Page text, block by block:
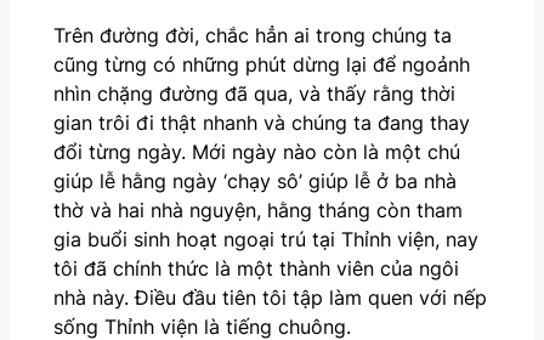
Trên đường đời, chắc hẳn ai trong chúng ta
cũng từng có những phút dừng lại để ngoảnh
nhìn chặng đường đã qua, và thấy rằng thời
gian trôi đi thật nhanh và chúng ta đang thay
đổi từng ngày. Mới ngày nào còn là một chú
giúp lễ hằng ngày ‘chạy sô’ giúp lễ ở ba nhà
thờ và hai nhà nguyện, hằng tháng còn tham
gia buổi sinh hoạt ngoại trú tại Thỉnh viện, nay
tôi đã chính thức là một thành viên của ngôi
nhà này. Điều đầu tiên tôi tập làm quen với nếp
sống Thỉnh viện là tiếng chuông.